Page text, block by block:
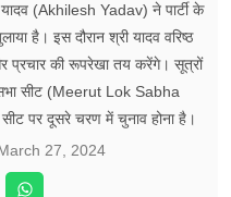
यादव (Akhilesh Yadav) ने पार्टी के
है। इस दौरान श्री यादव वरिष्ठ
प्रचार की रूपरेखा तय करेंगे। सूत्रों
सीट (Meerut Lok Sabha
पर दूसरे चरण में चुनाव होना है।
27, 2024